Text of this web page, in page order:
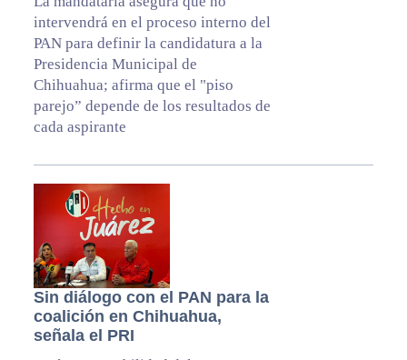
intervendrá en el proceso interno del
PAN para definir la candidatura a la
Presidencia Municipal de
Chihuahua; afirma que el "piso
parejo” depende de los resultados de
cada aspirante
Sin diálogo con el PAN para la
coalición en Chihuahua,
señala el PRI